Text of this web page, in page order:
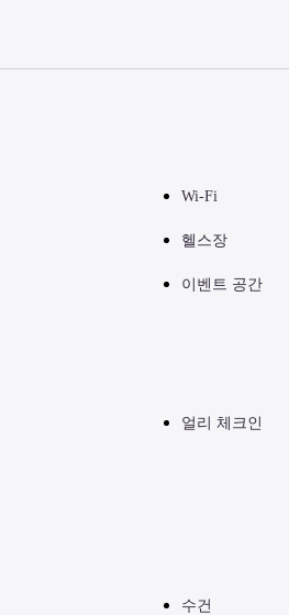
Wi-Fi
헬스장
이벤트 공간
얼리 체크인
수건